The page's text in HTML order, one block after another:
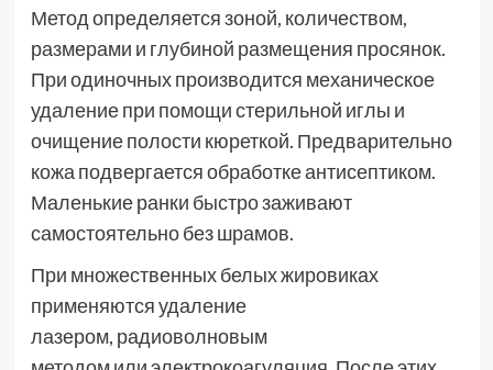
Метод определяется зоной, количеством,
размерами и глубиной размещения просянок.
При одиночных производится механическое
удаление при помощи стерильной иглы и
очищение полости кюреткой. Предварительно
кожа подвергается обработке антисептиком.
Маленькие ранки быстро заживают
самостоятельно без шрамов.
При множественных белых жировиках
применяются удаление
лазером, радиоволновым